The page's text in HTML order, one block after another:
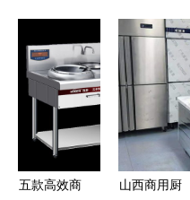
五款高效商
山西商用厨